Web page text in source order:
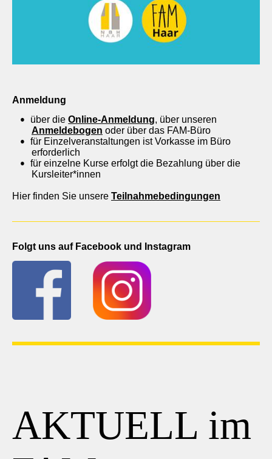
Anmeldung
über dieOnline-Anmeldung, über unseren
Anmeldebogen oder über das FAM-Büro
für Einzelveranstaltungen ist Vorkasse im Büro
erforderlich
für einzelne Kurse erfolgt die Bezahlung über die
Kursleiter*innen
Hier finden Sie unsere Teilnahmebedingungen
Folgt uns auf Facebook und Instagram
AKTUELL im